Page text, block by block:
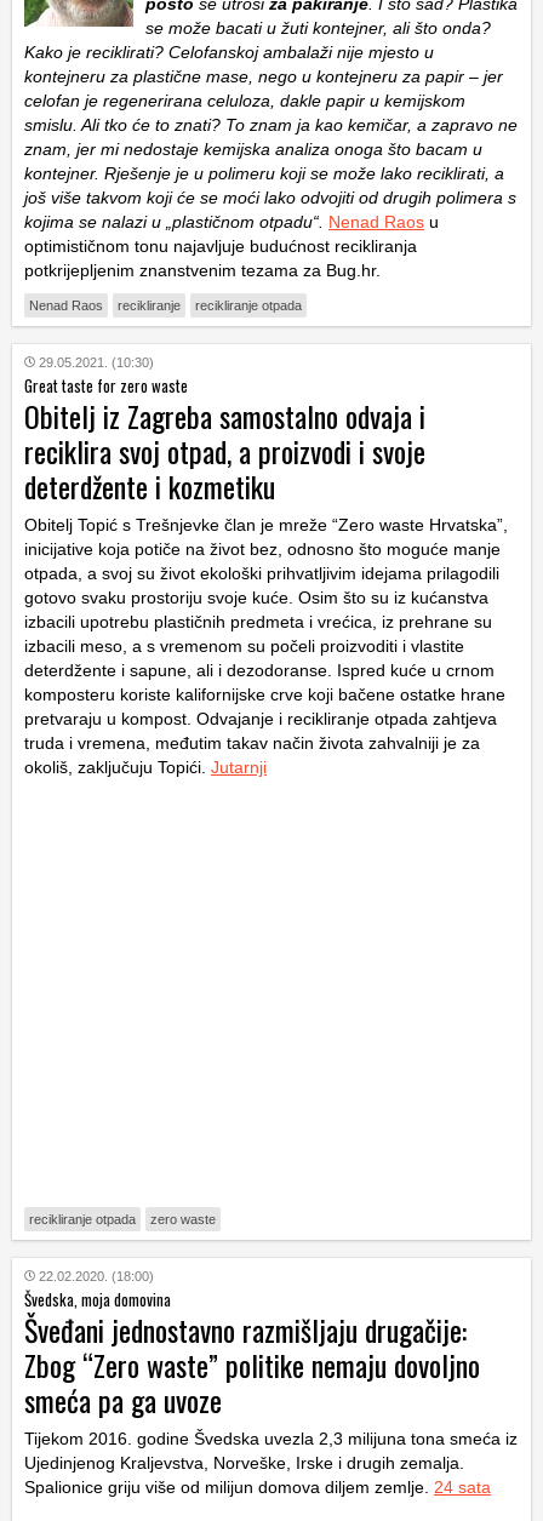
posto se utroši za pakiranje. I što sad? Plastika
se može bacati u žuti kontejner, ali što onda?
Kako je reciklirati? Celofanskoj ambalaži nije mjesto u
kontejneru za plastične mase, nego u kontejneru za papir – jer
celofan je regenerirana celuloza, dakle papir u kemijskom
smislu. Ali tko će to znati? To znam ja kao kemičar, a zapravo ne
znam, jer mi nedostaje kemijska analiza onoga što bacam u
kontejner. Rješenje je u polimeru koji se može lako reciklirati, a
još više takvom koji će se moći lako odvojiti od drugih polimera s
kojima se nalazi u „plastičnom otpadu“. Nenad Raos u
optimističnom tonu najavljuje budućnost recikliranja
potkrijepljenim znanstvenim tezama za Bug.hr.
Nenad Raos recikliranje recikliranje otpada
29.05.2021. (10:30)
Great taste for zero waste
Obitelj iz Zagreba samostalno odvaja i
reciklira svoj otpad, a proizvodi i svoje
deterdžente i kozmetiku
Obitelj Topić s Trešnjevke član je mreže “Zero waste Hrvatska”,
inicijative koja potiče na život bez, odnosno što moguće manje
otpada, a svoj su život ekološki prihvatljivim idejama prilagodili
gotovo svaku prostoriju svoje kuće. Osim što su iz kućanstva
izbacili upotrebu plastičnih predmeta i vrećica, iz prehrane su
izbacili meso, a s vremenom su počeli proizvoditi i vlastite
deterdžente i sapune, ali i dezodoranse. Ispred kuće u crnom
komposteru koriste kalifornijske crve koji bačene ostatke hrane
pretvaraju u kompost. Odvajanje i recikliranje otpada zahtjeva
truda i vremena, međutim takav način života zahvalniji je za
okoliš, zaključuju Topići. Jutarnji
recikliranje otpada zero waste
22.02.2020. (18:00)
Švedska, moja domovina
Šveđani jednostavno razmišljaju drugačije:
Zbog “Zero waste” politike nemaju dovoljno
smeća pa ga uvoze
Tijekom 2016. godine Švedska uvezla 2,3 milijuna tona smeća iz
Ujedinjenog Kraljevstva, Norveške, Irske i drugih zemalja.
Spalionice griju više od milijun domova diljem zemlje. 24 sata